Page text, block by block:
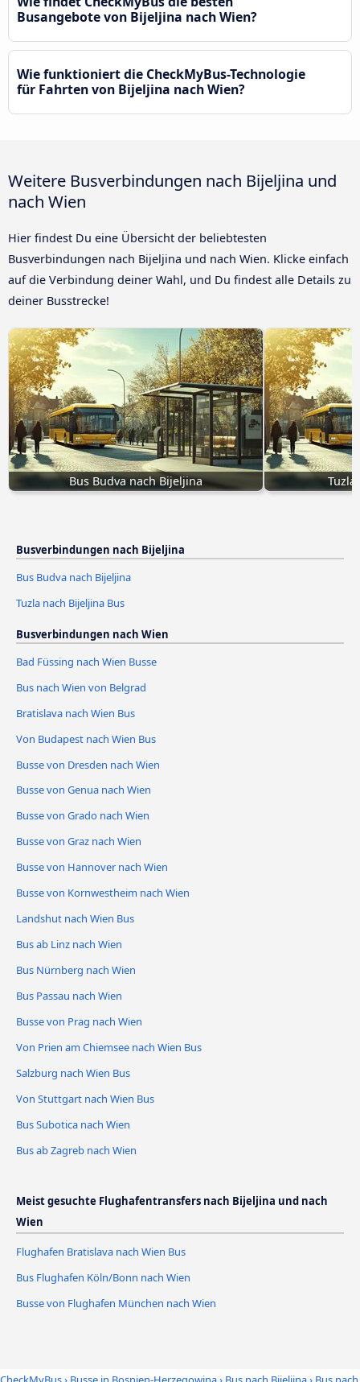
Busangebote von Bijeljina nach Wien?
Wie funktioniert die CheckMyBus-Technologie
für Fahrten von Bijeljina nach Wien?
Weitere Busverbindungen nach Bijeljina und
nach Wien
Hier findest Du eine Übersicht der beliebtesten
Busverbindungen nach Bijeljina und nach Wien. Klicke einfach
auf die Verbindung deiner Wahl, und Du findest alle Details zu
deiner Busstrecke!
Bus Budva nach Bijeljina Tuzla
Busverbindungen nach Bijeljina
Bus Budva nach Bijeljina
Tuzla nach Bijeljina Bus
Busverbindungen nach Wien
Bad Füssing nach Wien Busse
Bus nach Wien von Belgrad
Bratislava nach Wien Bus
Von Budapest nach Wien Bus
Busse von Dresden nach Wien
Busse von Genua nach Wien
Busse von Grado nach Wien
Busse von Graz nach Wien
Busse von Hannover nach Wien
Busse von Kornwestheim nach Wien
Landshut nach Wien Bus
Bus ab Linz nach Wien
Bus Nürnberg nach Wien
Bus Passau nach Wien
Busse von Prag nach Wien
Von Prien am Chiemsee nach Wien Bus
Salzburg nach Wien Bus
Von Stuttgart nach Wien Bus
Bus Subotica nach Wien
Bus ab Zagreb nach Wien
Meist gesuchte Flughafentransfers nach Bijeljina und nach
Wien
Flughafen Bratislava nach Wien Bus
Bus Flughafen Köln/Bonn nach Wien
Busse von Flughafen München nach Wien